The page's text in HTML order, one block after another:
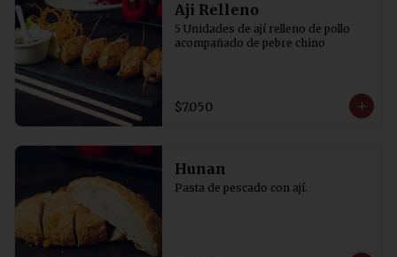
Aji Relleno
5 Unidades de ají relleno de pollo
acompañado de pebre chino
$7.050
Hunan
Pasta de pescado con ají.